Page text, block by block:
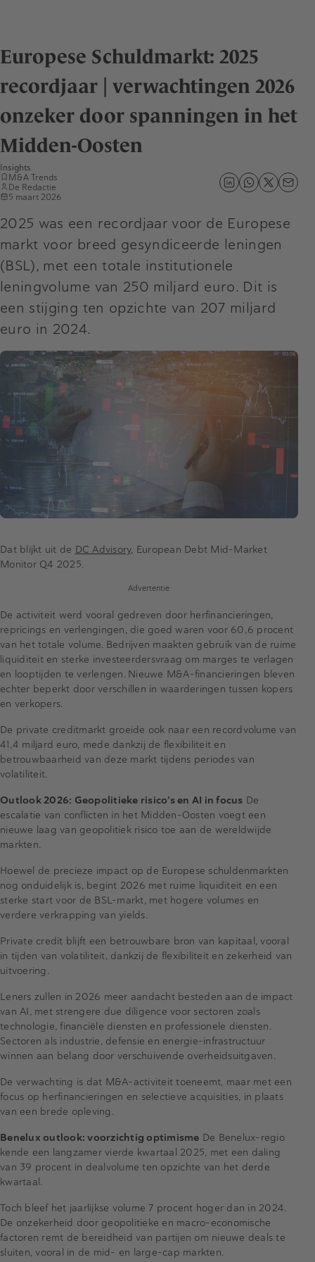
Europese Schuldmarkt: 2025
recordjaar | verwachtingen 2026
onzeker door spanningen in het
Midden-Oosten
Insights
M&A Trends
De Redactie
5 maart 2026
2025 was een recordjaar voor de Europese
markt voor breed gesyndiceerde leningen
(BSL), met een totale institutionele
leningvolume van 250 miljard euro. Dit is
een stijging ten opzichte van 207 miljard
euro in 2024.
Dat blijkt uit de DC Advisory, European Debt Mid-Market
Monitor Q4 2025.
Advertentie
De activiteit werd vooral gedreven door herfinancieringen,
repricings en verlengingen, die goed waren voor 60,6 procent
van het totale volume. Bedrijven maakten gebruik van de ruime
liquiditeit en sterke investeerdersvraag om marges te verlagen
en looptijden te verlengen. Nieuwe M&A-financieringen bleven
echter beperkt door verschillen in waarderingen tussen kopers
en verkopers.
De private creditmarkt groeide ook naar een recordvolume van
41,4 miljard euro, mede dankzij de flexibiliteit en
betrouwbaarheid van deze markt tijdens periodes van
volatiliteit.
Outlook 2026: Geopolitieke risico’s en AI in focus De
escalatie van conflicten in het Midden-Oosten voegt een
nieuwe laag van geopolitiek risico toe aan de wereldwijde
markten.
Hoewel de precieze impact op de Europese schuldenmarkten
nog onduidelijk is, begint 2026 met ruime liquiditeit en een
sterke start voor de BSL-markt, met hogere volumes en
verdere verkrapping van yields.
Private credit blijft een betrouwbare bron van kapitaal, vooral
in tijden van volatiliteit, dankzij de flexibiliteit en zekerheid van
uitvoering.
Leners zullen in 2026 meer aandacht besteden aan de impact
van AI, met strengere due diligence voor sectoren zoals
technologie, financiële diensten en professionele diensten.
Sectoren als industrie, defensie en energie-infrastructuur
winnen aan belang door verschuivende overheidsuitgaven.
De verwachting is dat M&A-activiteit toeneemt, maar met een
focus op herfinancieringen en selectieve acquisities, in plaats
van een brede opleving.
Benelux outlook: voorzichtig optimisme De Benelux-regio
kende een langzamer vierde kwartaal 2025, met een daling
van 39 procent in dealvolume ten opzichte van het derde
kwartaal.
Toch bleef het jaarlijkse volume 7 procent hoger dan in 2024.
De onzekerheid door geopolitieke en macro-economische
factoren remt de bereidheid van partijen om nieuwe deals te
sluiten, vooral in de mid- en large-cap markten.